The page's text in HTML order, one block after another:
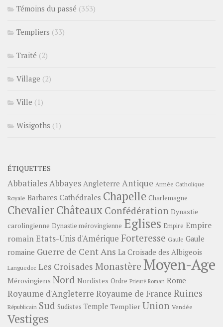
Témoins du passé (353)
Templiers (33)
Traité (2)
Village (2)
Ville (1)
Wisigoths (1)
ÉTIQUETTES
Abbatiales Abbayes Angleterre Antique Armée Catholique
Royale Barbares Cathédrales Chapelle Charlemagne
ChevalierChâteauxConfédération Dynastie
carolingienne Dynastie mérovingienne Eglises Empire Empire
romainEtats-Unis d'Amérique Forteresse Gaule Gaule
romaine Guerre de Cent Ans La Croisade des Albigeois
Languedoc Les Croisades Monastère Moyen-Age
Mérovingiens Nord Nordistes Ordre Prieuré Roman Rome
Royaume d'Angleterre Royaume de France Ruines
Républicain Sud Sudistes Temple Templier Union Vendée
Vestiges